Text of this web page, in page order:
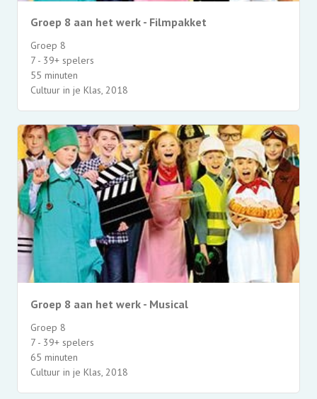
Groep 8 aan het werk - Filmpakket
Groep 8
7 - 39+ spelers
55 minuten
Cultuur in je Klas, 2018
Groep 8 aan het werk - Musical
Groep 8
7 - 39+ spelers
65 minuten
Cultuur in je Klas, 2018